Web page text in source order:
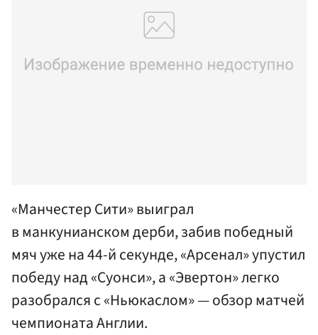
«Манчестер Сити» выиграл
в манкунианском дерби, забив победный
мяч уже на 44-й секунде, «Арсенал» упустил
победу над «Суонси», а «Эвертон» легко
разобрался с «Ньюкаслом» — обзор матчей
чемпионата Англии.